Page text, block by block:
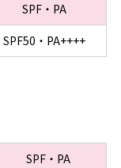
SPF・PA
SPF50・PA++++
SPF・PA